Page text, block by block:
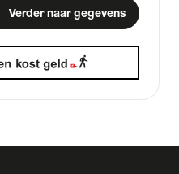
Verder naar gegevens